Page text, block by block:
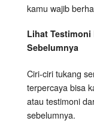
kamu wajib
Lihat Testimoni
Sebelumnya
Ciri-ciri tukang
terpercaya bisa
atau testimoni
sebelumnya.